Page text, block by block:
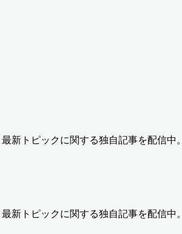
新トピックに関する独自記事を配信中。
新トピックに関する独自記事を配信中。